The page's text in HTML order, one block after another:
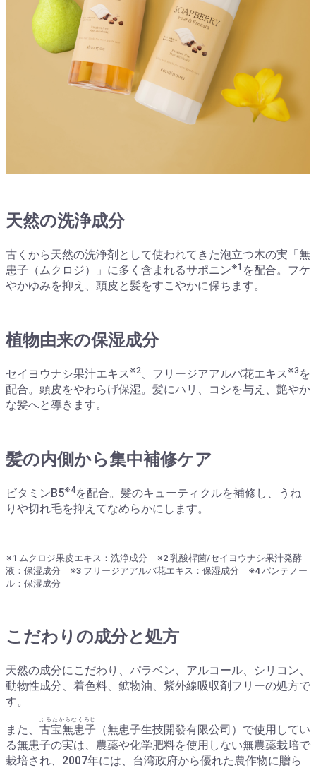
天然の洗浄成分
古くから天然の洗浄剤として使われてきた泡立つ木の実「無
患子（ムクロジ）」に多く含まれるサポニン※1 を配合。フケ
やかゆみを抑え、頭皮と髪をすこやかに保ちます。
植物由来の保湿成分
セイヨウナシ果汁エキス ※2 、フリージアアルバ花エキス ※3 を
配合。頭皮をやわらげ保湿。髪にハリ、コシを与え、艶やか
な髪へと導きます。
髪の内側から集中補修ケア
ビタミンB5※4を配合。髪のキューティクルを補修し、うね
りや切れ毛を抑えてなめらかにします。
※1 ムクロジ果皮エキス：洗浄成分 ※2 乳酸桿菌/セイヨウナシ果汁発酵
液：保湿成分 ※3 フリージアアルバ花エキス：保湿成分 ※4 パンテノー
ル：保湿成分
こだわりの成分と処方
天然の成分にこだわり、パラベン、アルコール、シリコン、
動物性成分、着色料、鉱物油、紫外線吸収剤フリーの処方で
す。
また、 古宝無患子
ふるたからむくろじ
（無患子生技開發有限公司）で使用してい
る無患子の実は、農薬や化学肥料を使用しない無農薬栽培で
栽培され、2007年には、台湾政府から優れた農作物に贈ら